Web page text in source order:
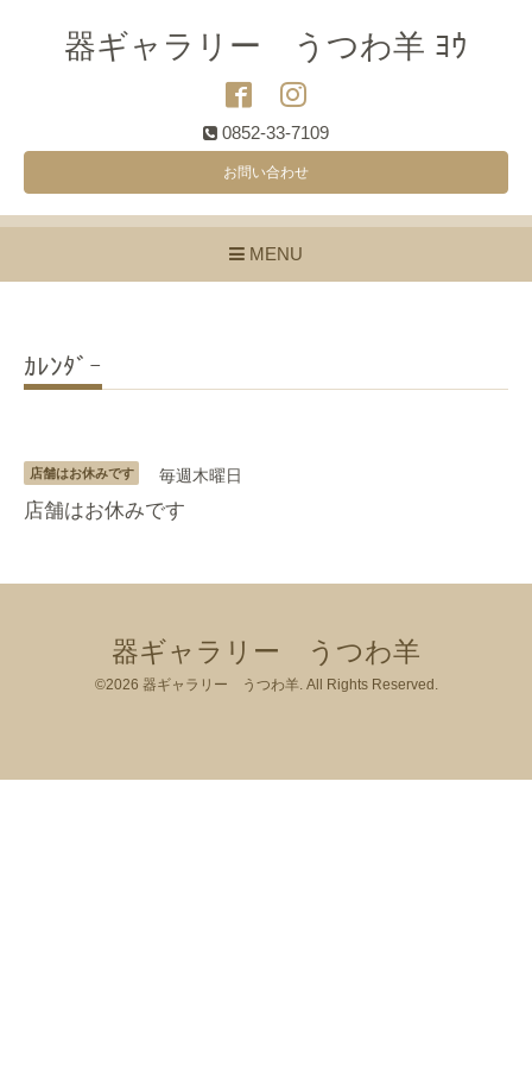
器ギャラリー うつわ羊 ﾖｳ
0852-33-7109
お問い合わせ
MENU
ｶﾚﾝﾀﾞｰ
店舗はお休みです 毎週木曜日
店舗はお休みです
器ギャラリー うつわ羊
©2026 器ギャラリー うつわ羊. All Rights Reserved.